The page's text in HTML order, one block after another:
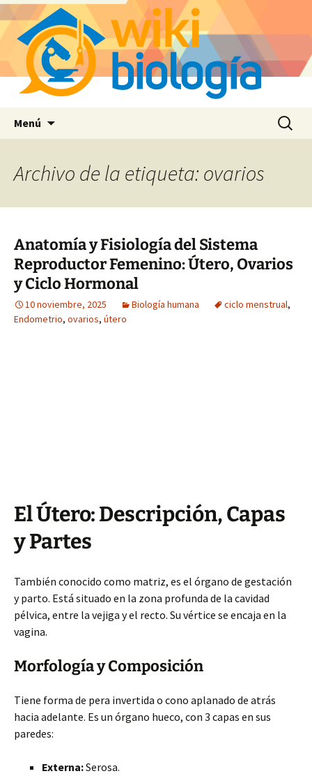
Menú Buscar:
Archivo de la etiqueta: ovarios
Anatomía y Fisiología del Sistema
Reproductor Femenino: Útero, Ovarios
y Ciclo Hormonal
10 noviembre, 2025 Biología humana ciclo menstrual,
Endometrio, ovarios, útero
El Útero: Descripción, Capas
y Partes
También conocido como matriz, es el órgano de gestación
y parto. Está situado en la zona profunda de la cavidad
pélvica, entre la vejiga y el recto. Su vértice se encaja en la
vagina.
Morfología y Composición
Tiene forma de pera invertida o cono aplanado de atrás
hacia adelante. Es un órgano hueco, con 3 capas en sus
paredes:
Externa:Serosa.